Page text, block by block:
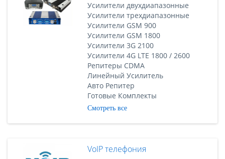
Усилители двухдиапазонные
Усилители трехдиапазонные
Усилители GSM 900
Усилители GSM 1800
Усилители 3G 2100
Усилители 4G LTE 1800 / 2600
Репитеры CDMA
Линейный Усилитель
Авто Репитер
Готовые Комплекты
Смотреть все
VoIP телефония